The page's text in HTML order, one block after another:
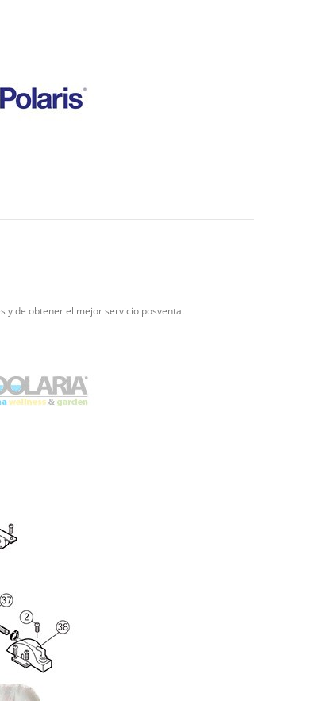
y de obtener el mejor servicio posventa.